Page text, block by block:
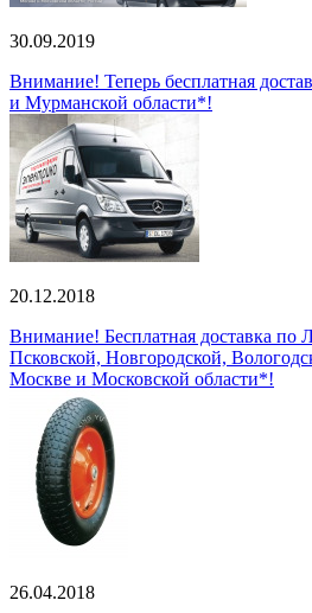
30.09.2019
Внимание! Теперь бесплатная
и Мурманской области*!
20.12.2018
Внимание! Бесплатная доставка по
Псковской, Новгородской,
Москве и Московской области*!
26.04.2018